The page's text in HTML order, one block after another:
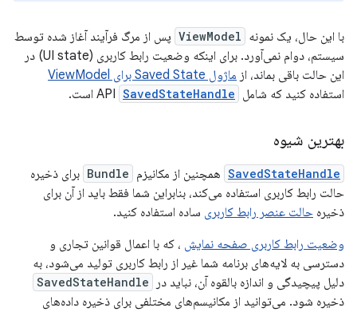
با این حال، یک نمونه ViewModel پس از مرگ فرآیند آغاز شده توسط
سیستم، دوام نمی‌آورد. برای اینکه وضعیت رابط کاربری (UI state) در
این حالت باقی بماند، از ماژول Saved State برای ViewModel
استفاده کنید که شامل API SavedStateHandle است.
بهترین شیوه
SavedStateHandle همچنین از مکانیزم Bundle برای ذخیره
حالت رابط کاربری استفاده می‌کند، بنابراین شما فقط باید از آن برای
ذخیره حالت عنصر رابط کاربری ساده استفاده کنید.
وضعیت رابط کاربری صفحه نمایش ، که با اعمال قوانین تجاری و
دسترسی به لایه‌های برنامه شما غیر از رابط کاربری تولید می‌شود، به
دلیل پیچیدگی و اندازه بالقوه آن، نباید در
SavedStateHandle
ذخیره شود. می‌توانید از مکانیسم‌های مختلفی برای ذخیره داده‌های